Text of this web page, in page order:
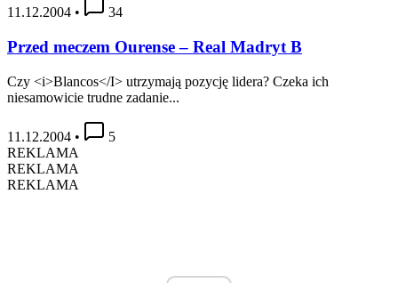
11.12.2004 • 34
Przed meczem Ourense – Real Madryt B
Czy <i>Blancos</I> utrzymają pozycję lidera? Czeka ich
niesamowicie trudne zadanie...
11.12.2004 •
5
REKLAMA
REKLAMA
REKLAMA